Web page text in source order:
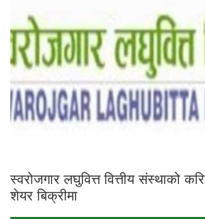
स्वरोजगार लघुवित्त वित्तीय संस्थाको
शेयर बिक्रीमा